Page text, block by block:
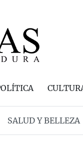
SALUD Y BELLEZA